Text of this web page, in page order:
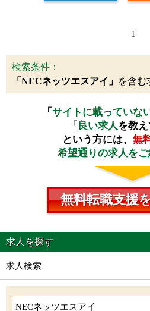
1
検索条件：
「NECネッツエスアイ」 を含む
「 サイトに載っていな
「 良い求人を教え
という方には、 無
希望通りの求人を
無料転職支援
求人を探す
求人検索